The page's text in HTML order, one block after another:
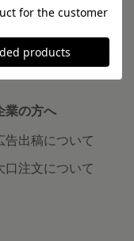
学習帖
業の方へ
告出稿について
口注文について